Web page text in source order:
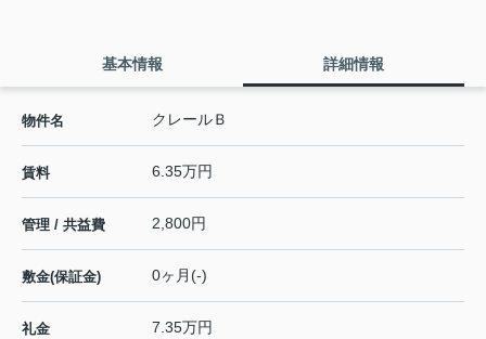
基本情報 詳細情報
物件名 クレールＢ
賃料 6.35万円
管理 / 共益費 2,800円
敷金(保証金) 0ヶ月(-)
礼金 7.35万円